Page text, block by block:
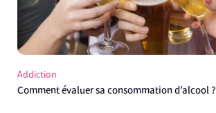
Addiction
Comment évaluer sa consommation d’alcool ?